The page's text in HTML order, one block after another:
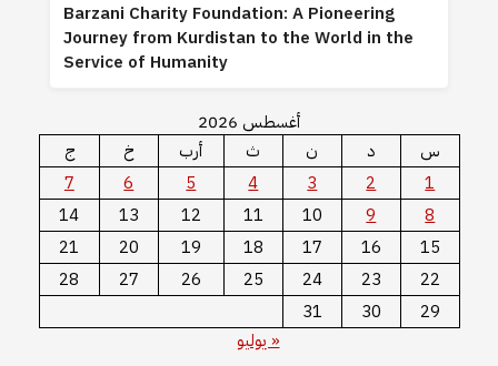
Barzani Charity Foundation: A Pioneering
Journey from Kurdistan to the World in the
Service of Humanity
أغسطس 2026
س
د ن ث أرب خ
ج
1
2
3
4
5
6
7
8
9
10
11
12
13
14
15
16
17
18
19
20
21
22
23
24
25
26
27
28
29
30
31
« يوليو